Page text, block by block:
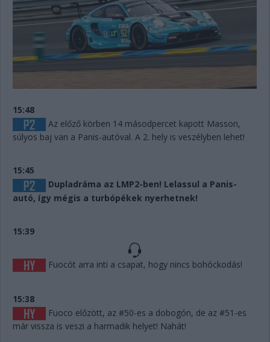
15:48
Az előző körben 14 másodpercet kapott Masson,
súlyos baj van a Panis-autóval. A 2. hely is veszélyben lehet!
15:45
Dupladráma az LMP2-ben! Lelassul a Panis-
autó, így mégis a turbópékek nyerhetnek!
15:39
Fuocót arra inti a csapat, hogy nincs bohóckodás!
15:38
Fuoco előzött, az #50-es a dobogón, de az #51-es
már vissza is veszi a harmadik helyet! Nahát!